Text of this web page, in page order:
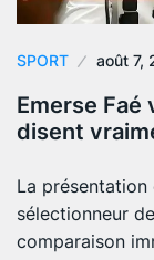
SPORT août 7,
Emerse Faé
disent
La présentation
sélectionneur
comparaison